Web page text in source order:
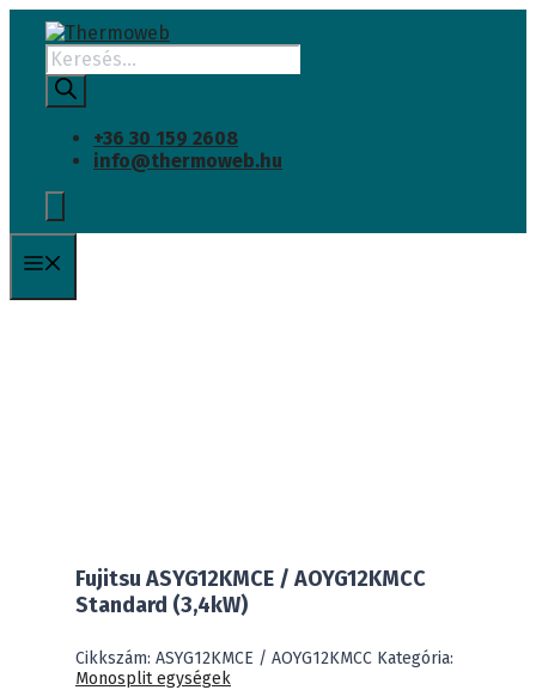
Kilépés
tartalomba
Products
search
+36 30 159 2608
info@thermoweb.hu
INGYENES SZÁLLÍTÁS
Fujitsu ASYG12KMCE / AOYG12KMCC
Standard (3,4kW)
Cikkszám: ASYG12KMCE / AOYG12KMCC Kategória:
Monosplit egységek